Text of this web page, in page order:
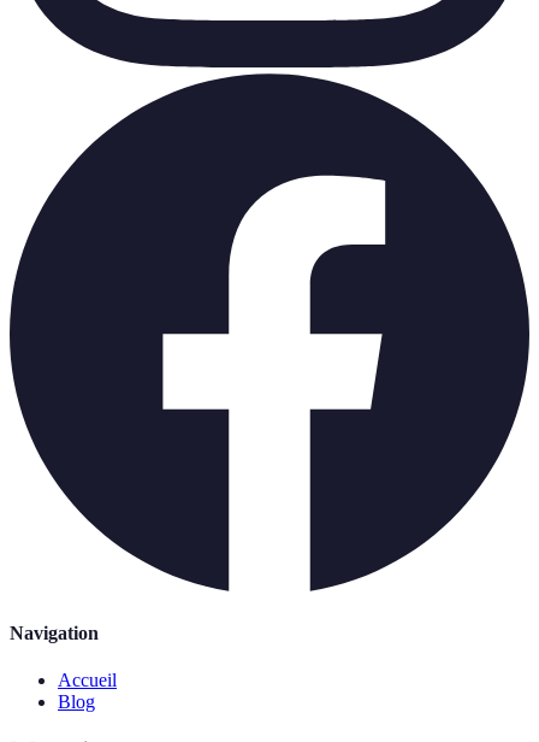
Navigation
Accueil
Blog